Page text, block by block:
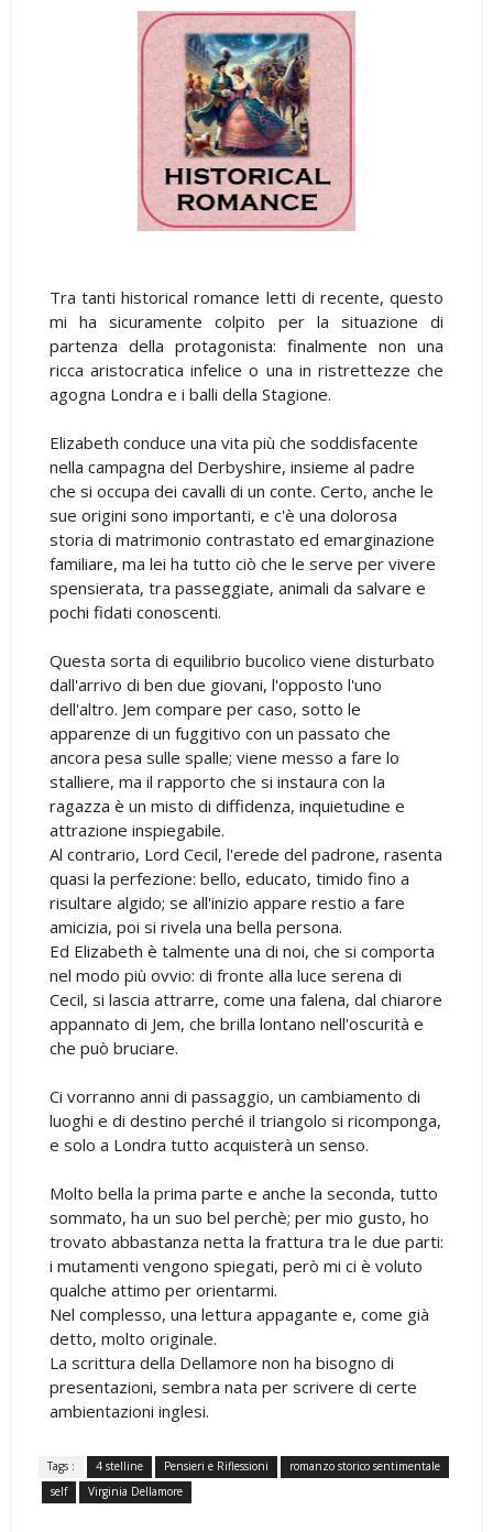
Tra tanti historical romance letti di recente, questo
mi ha sicuramente colpito per la situazione di
partenza della protagonista: finalmente non una
ricca aristocratica infelice o una in ristrettezze che
agogna Londra e i balli della Stagione.
Elizabeth conduce una vita più che soddisfacente
nella campagna del Derbyshire, insieme al padre
che si occupa dei cavalli di un conte. Certo, anche le
sue origini sono importanti, e c'è una dolorosa
storia di matrimonio contrastato ed emarginazione
familiare, ma lei ha tutto ciò che le serve per vivere
spensierata, tra passeggiate, animali da salvare e
pochi fidati conoscenti.
Questa sorta di equilibrio bucolico viene disturbato
dall'arrivo di ben due giovani, l'opposto l'uno
dell'altro. Jem compare per caso, sotto le
apparenze di un fuggitivo con un passato che
ancora pesa sulle spalle; viene messo a fare lo
stalliere, ma il rapporto che si instaura con la
ragazza è un misto di diffidenza, inquietudine e
attrazione inspiegabile.
Al contrario, Lord Cecil, l'erede del padrone, rasenta
quasi la perfezione: bello, educato, timido fino a
risultare algido; se all'inizio appare restio a fare
amicizia, poi si rivela una bella persona.
Ed Elizabeth è talmente una di noi, che si comporta
nel modo più ovvio: di fronte alla luce serena di
Cecil, si lascia attrarre, come una falena, dal chiarore
appannato di Jem, che brilla lontano nell'oscurità e
che può bruciare.
Ci vorranno anni di passaggio, un cambiamento di
luoghi e di destino perché il triangolo si ricomponga,
e solo a Londra tutto acquisterà un senso.
Molto bella la prima parte e anche la seconda, tutto
sommato, ha un suo bel perchè; per mio gusto, ho
trovato abbastanza netta la frattura tra le due parti:
i mutamenti vengono spiegati, però mi ci è voluto
qualche attimo per orientarmi.
Nel complesso, una lettura appagante e, come già
detto, molto originale.
La scrittura della Dellamore non ha bisogno di
presentazioni, sembra nata per scrivere di certe
ambientazioni inglesi.
Tags : 4 stelline Pensieri e Riflessioni
romanzo storico sentimentale
self
Virginia Dellamore